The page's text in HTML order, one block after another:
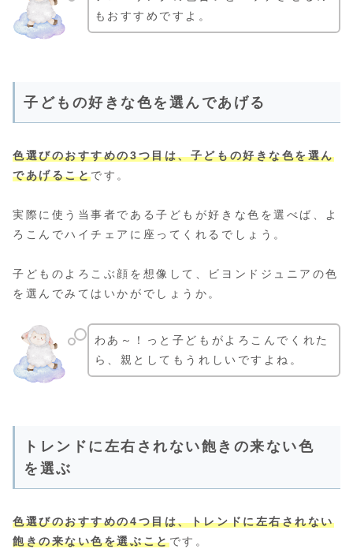
もおすすめですよ。
子どもの好きな色を選んであげる
色選びのおすすめの3つ目は、子どもの好きな色を選ん
であげることです。
実際に使う当事者である子どもが好きな色を選べば、よ
ろこんでハイチェアに座ってくれるでしょう。
子どものよろこぶ顔を想像して、ビヨンドジュニアの色
を選んでみてはいかがでしょうか。
わあ～！っと子どもがよろこんでくれた
ら、親としてもうれしいですよね。
トレンドに左右されない飽きの来ない色
を選ぶ
色選びのおすすめの4つ目は、トレンドに左右されない
飽きの来ない色を選ぶことです。